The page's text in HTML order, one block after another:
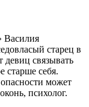
Василия
старец в
связывать
старше себя.
может
психолог.